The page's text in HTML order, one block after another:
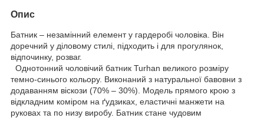
Опис
Батник – незамінний елемент у гардеробі чоловіка. Він
доречний у діловому стилі, підходить і для прогулянок,
відпочинку, розваг.
Однотонний чоловічий батник Turhan великого розміру
темно-синього кольору. Виконаний з натуральної бавовни з
додаванням віскози (70% – 30%). Модель прямого крою з
відкладним коміром на ґудзиках, еластичні манжети на
руковах та по низу виробу. Батник стане чудовим